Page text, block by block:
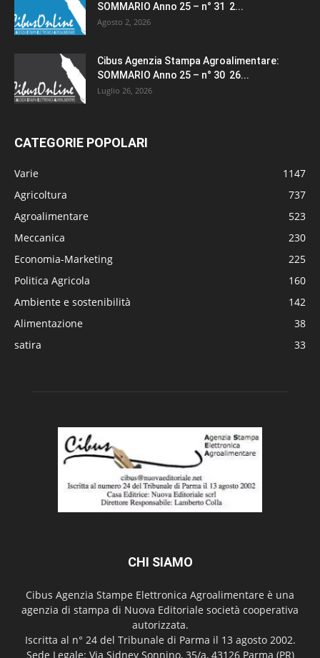
SOMMARIO Anno 25 – n° 31 2...
Agosto 2, 2026
Cibus Agenzia Stampa Agroalimentare:
SOMMARIO Anno 25 – n° 30 26...
Luglio 26, 2026
CATEGORIE POPOLARI
Varie
1147
Agricoltura
737
Agroalimentare
523
Meccanica
230
Economia-Marketing
225
Politica Agricola
160
Ambiente e sostenibilità
142
Alimentazione
38
satira
33
CHI SIAMO
Cibus Agenzia Stampe Elettronica Agroalimentare è una
agenzia di stampa di Nuova Editoriale società cooperativa
autorizzata.
Iscritta al n° 24 del Tribunale di Parma il 13 agosto 2002.
Sede Legale: Via Sidney Sonnino, 35/a, 43126 Parma (PR)